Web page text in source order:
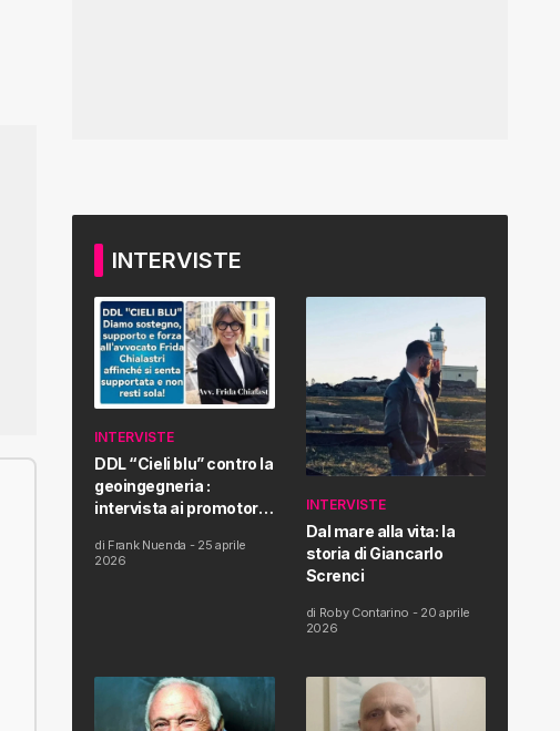
INTERVISTE
INTERVISTE
DDL “Cieli blu” contro la
geoingegneria :
intervista ai promotori
Proposta di Legge
di Frank Nuenda - 25 aprile
2026
INTERVISTE
Dal mare alla vita: la
storia di Giancarlo
Screnci
di Roby Contarino - 20 aprile
2026